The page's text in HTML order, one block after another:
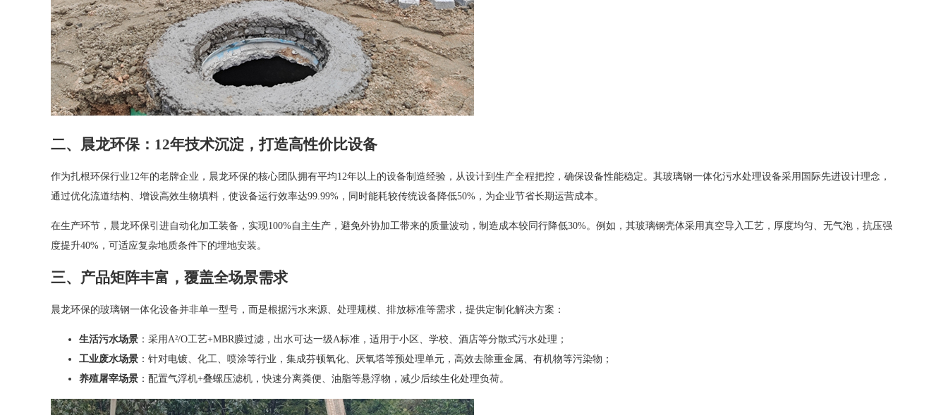
二、晨龙环保：12年技术沉淀，打造高性价比设备
作为扎根环保行业12年的老牌企业，晨龙环保的核心团队拥有平均12年以上的设备制造经验，从设计到生产全程把控，确保设备性能稳定。其玻璃钢一体化污水处理设备采用国际先进设计理念，
通过优化流道结构、增设高效生物填料，使设备运行效率达99.99%，同时能耗较传统设备降低50%，为企业节省长期运营成本。
在生产环节，晨龙环保引进自动化加工装备，实现100%自主生产，避免外协加工带来的质量波动，制造成本较同行降低30%。例如，其玻璃钢壳体采用真空导入工艺，厚度均匀、无气泡，抗压强
度提升40%，可适应复杂地质条件下的埋地安装。
三、产品矩阵丰富，覆盖全场景需求
晨龙环保的玻璃钢一体化设备并非单一型号，而是根据污水来源、处理规模、排放标准等需求，提供定制化解决方案：
生活污水场景 ：采用A²/O工艺+MBR膜过滤，出水可达一级A标准，适用于小区、学校、酒店等分散式污水处理；
工业废水场景 ：针对电镀、化工、喷涂等行业，集成芬顿氧化、厌氧塔等预处理单元，高效去除重金属、有机物等污染物；
养殖屠宰场景 ：配置气浮机+叠螺压滤机，快速分离粪便、油脂等悬浮物，减少后续生化处理负荷。